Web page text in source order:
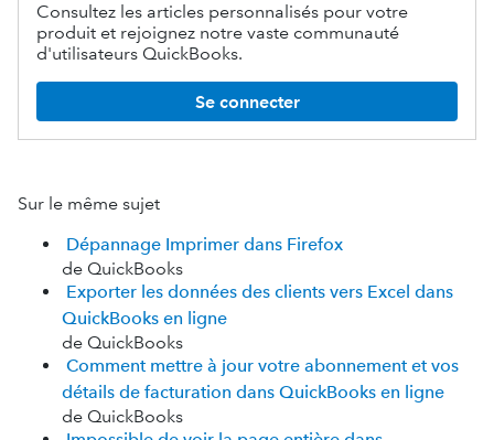
Consultez les articles personnalisés pour votre
produit et rejoignez notre vaste communauté
d'utilisateurs QuickBooks.
Se connecter
Sur le même sujet
Dépannage Imprimer dans Firefox
de QuickBooks
Exporter les données des clients vers Excel dans
QuickBooks en ligne
de QuickBooks
Comment mettre à jour votre abonnement et vos
détails de facturation dans QuickBooks en ligne
de QuickBooks